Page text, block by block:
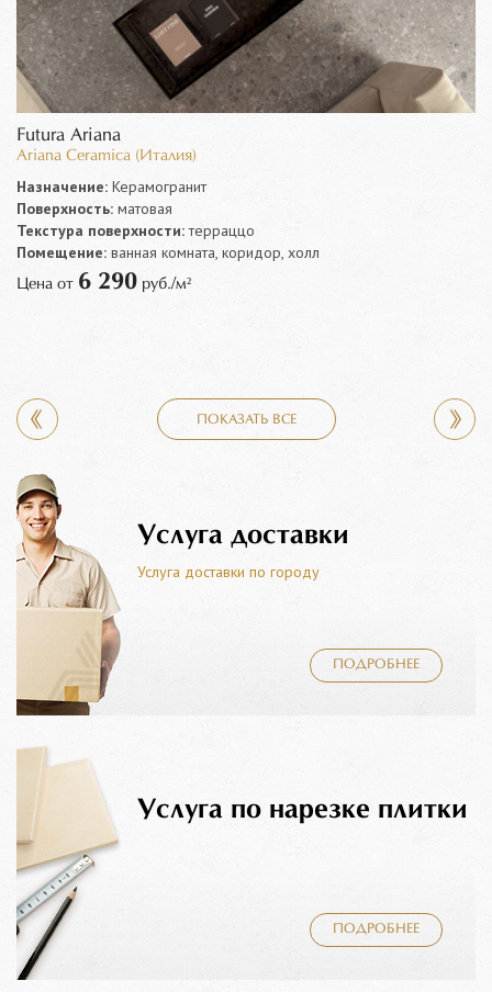
Futura Ariana
Ariana Ceramica (Италия)
Назначение: Керамогранит
Поверхность: матовая
Текстура поверхности:терраццо
Помещение: ванная комната, коридор, холл
Цена от 6 290 руб./м²
ПОКАЗАТЬ ВСЕ
Услуга доставки
Услуга доставки по городу
ПОДРОБНЕЕ
Услуга по нарезке плитки
ПОДРОБНЕЕ